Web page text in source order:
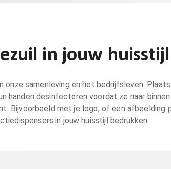
in jouw huisstijl
samenleving en het bedrijfsleven.
handen desinfecteren voordat ze naar
Bijvoorbeeld met je logo, of een afbeelding
in jouw huisstijl bedrukken.